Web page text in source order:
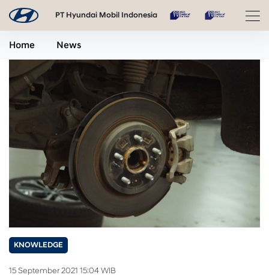
PT Hyundai Mobil Indonesia
Home News
KNOWLEDGE
15 September 2021 15:04 WIB